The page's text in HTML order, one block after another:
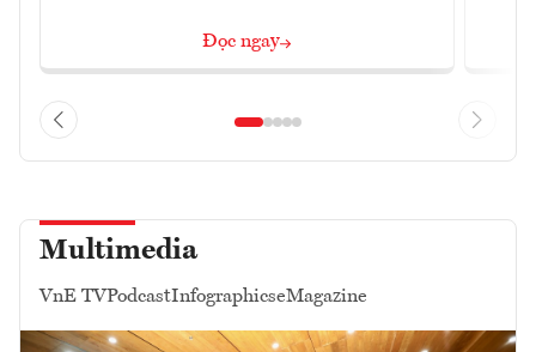
Đọc ngay
Multimedia
VnE TVPodcastInfographicseMagazine